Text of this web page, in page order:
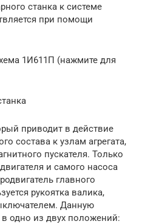
станка к системе
при помощи
1И611П (нажмите для
приводит в действие
состава к узлам агрегата,
пускателя. Только
и самого насоса
главного
рукоятка валика,
Данную
одно из двух положений: